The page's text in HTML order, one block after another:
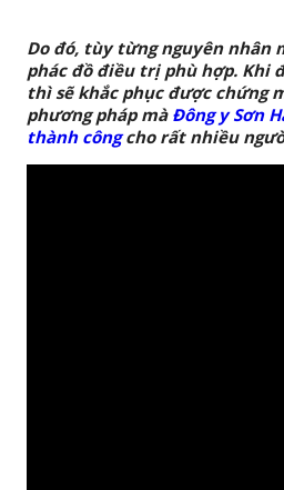
Do đó, tùy từng nguyên nhân
phác đồ điều trị phù hợp. Khi
thì sẽ khắc phục được chứng
phương pháp mà Đông y Sơn
thành côngcho rất nhiều